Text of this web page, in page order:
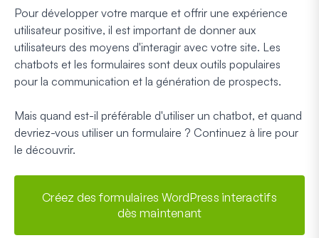
Pour développer votre marque et offrir une expérience
utilisateur positive, il est important de donner aux
utilisateurs des moyens d'interagir avec votre site. Les
chatbots et les formulaires sont deux outils populaires
pour la communication et la génération de prospects.
Mais quand est-il préférable d'utiliser un chatbot, et quand
devriez-vous utiliser un formulaire ? Continuez à lire pour
le découvrir.
Créez des formulaires WordPress interactifs
dès maintenant